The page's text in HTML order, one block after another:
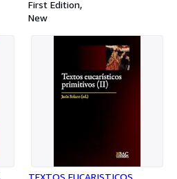
EMPRESA. 2 ED
First Edition
New
TEXTOS EUCARISTICOS